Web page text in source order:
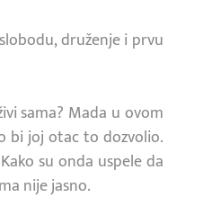
druženje i prvu
sama? Mada u ovom
bi joj otac to dozvolio.
su onda uspele da
nije jasno.